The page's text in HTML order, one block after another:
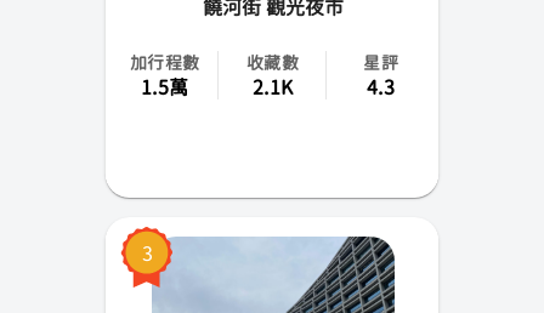
蘭嶼
小琉球
饒河街 觀光夜市
加行程數
1.5萬
收藏數
2.1K
星評
4.3
3